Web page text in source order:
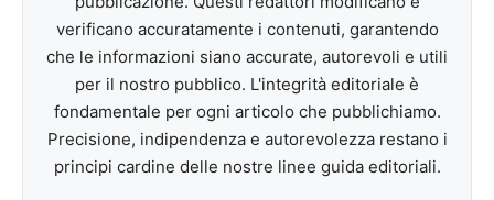
verificano accuratamente i contenuti, garantendo
che le informazioni siano accurate, autorevoli e utili
per il nostro pubblico. L'integrità editoriale è
fondamentale per ogni articolo che pubblichiamo.
Precisione, indipendenza e autorevolezza restano i
principi cardine delle nostre linee guida editoriali.